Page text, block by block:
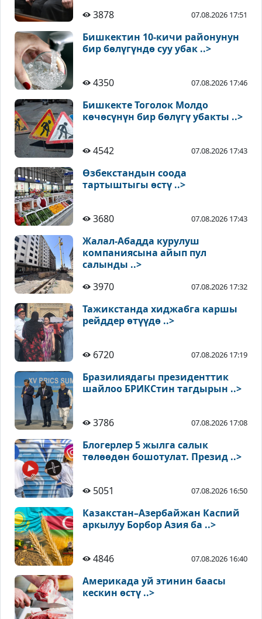
3878
07.08.2026 17:51
Бишкектин 10-кичи районунун
бир бөлүгүндө суу убак ..>
4350 07.08.2026 17:46
Бишкекте Тоголок Молдо
көчөсүнүн бир бөлүгү убакты ..>
4542 07.08.2026 17:43
Өзбекстандын соода
тартыштыгы өстү ..>
3680 07.08.2026 17:43
Жалал-Абадда курулуш
компаниясына айып пул
салынды ..>
3970
07.08.2026 17:32
Тажикстанда хиджабга каршы
рейддер өтүүдө ..>
6720 07.08.2026 17:19
Бразилиядагы президенттик
шайлоо БРИКСтин тагдырын ..>
3786 07.08.2026 17:08
Блогерлер 5 жылга салык
төлөөдөн бошотулат. Презид ..>
5051 07.08.2026 16:50
Казакстан–Азербайжан Каспий
аркылуу Борбор Азия ба ..>
4846 07.08.2026 16:40
Америкада уй этинин баасы
кескин өстү ..>